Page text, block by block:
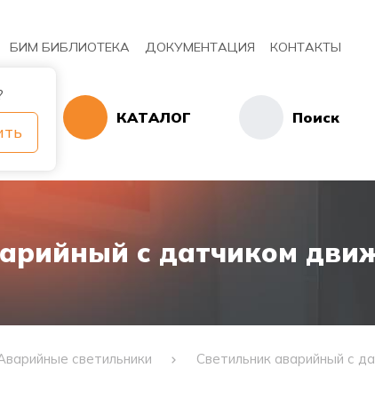
БИМ БИБЛИОТЕКА ДОКУМЕНТАЦИЯ КОНТАКТЫ
КАТАЛОГ Поиск
с датчиком
светильники Светильник аварийный с